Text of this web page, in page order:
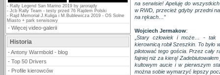
- Rally Legend San Marino 2019 by jarorajdy
- Jcb Rally Team - testy przed 76 Rajdem Polski
- Rajd Memoriał J.Kuliga i M.Bublewicza 2019 - OS Solne
Miasto + park serwisowy
- Więcej video-galerii
Historia
- Antony Warmbold - blog
- Top 50 Drivers
- Profile kierowców
na serwisie! Apeluję do
w RWD, przecież gdyby przedni
na rękach…”
Wojciech Jermakow:
Stary człowiek i może… - tak
kierownicą robił Szeszkin. To
pilotować tego gościa. Przez cały
fajniej niż za kierą!
kultowym aucie i w pierwszym
można sobie wymarzyć lepszy